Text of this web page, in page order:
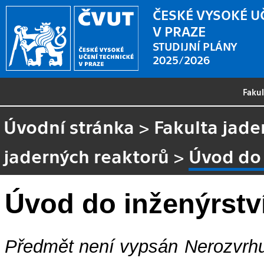
ČESKÉ VYSOKÉ
V PRAZE
STUDIJNÍ PLÁNY
2025/2026
Úvodní stránka > Fakulta
jaderných reaktorů > Úvod
Úvod do
Předmět není vypsán